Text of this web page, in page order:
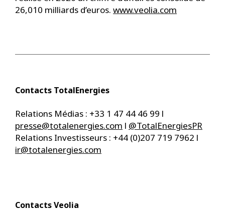
26,010 milliards d’euros. www.veolia.com
Contacts TotalEnergies
Relations Médias : +33 1 47 44 46 99 l
presse@totalenergies.com l @TotalEnergiesPR
Relations Investisseurs : +44 (0)207 719 7962 l
ir@totalenergies.com
Contacts Veolia